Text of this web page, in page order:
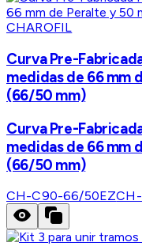
CHAROFIL
Curva Pre-
medidas de 66 mm
(66/50 mm)
Curva Pre-
medidas de 66 mm
(66/50 mm)
CH-C90-66/50EZ